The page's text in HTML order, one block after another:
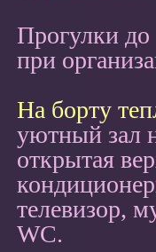
Прогулки до
при
На борту
уютный зал
открытая
телевизор,
WC.